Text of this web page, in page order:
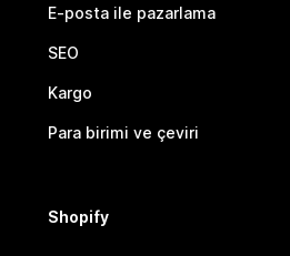
E-posta ile pazarlama
SEO
Kargo
Para birimi ve çeviri
Shopify